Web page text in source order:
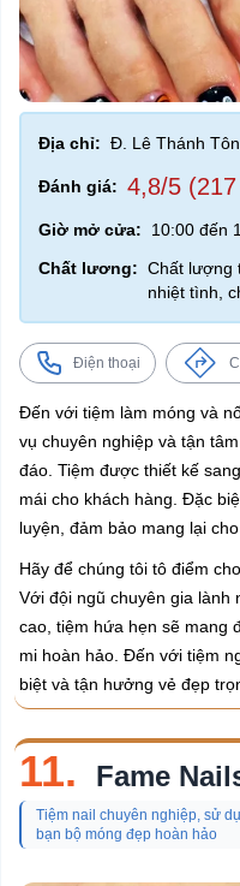
Địa chỉ: Đ. Lê Thánh
Đánh giá: 4,8/5
Giờ mở cửa:
10:00 đến
Chất lương: Chất lượng
nhiệt tình,
Điện thoại
Đến với tiệm làm móng và
vụ chuyên nghiệp và tận
đáo. Tiệm được thiết kế
mái cho khách hàng. Đặc
luyện, đảm bảo mang lại
Hãy để chúng tôi tô điểm
Với đội ngũ chuyên gia lành
cao, tiệm hứa hẹn sẽ mang
mi hoàn hảo. Đến với tiệm
biệt và tận hưởng vẻ đẹp
11. Fame
Tiệm nail chuyên nghiệp, sử
bạn bộ móng đẹp hoàn hảo